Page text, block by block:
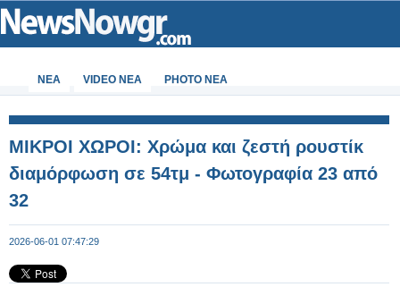
ΝΕΑ VIDEO NEA PHOTO NEA
ΜΙΚΡΟΙ ΧΩΡΟΙ: Χρώμα και ζεστή ρουστίκ
διαμόρφωση σε 54τμ - Φωτογραφία 23 από
32
2026-06-01 07:47:29